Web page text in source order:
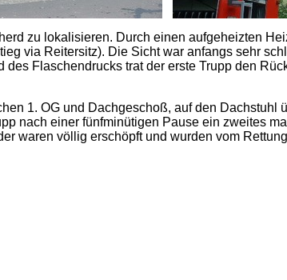
zu lokalisieren. Durch einen aufgeheizten
via Reitersitz). Die Sicht war anfangs sehr
Flaschendrucks trat der erste Trupp den
1. OG und Dachgeschoß, auf den Dachstuhl
nach einer fünfminütigen Pause ein zweites
waren völlig erschöpft und wurden vom